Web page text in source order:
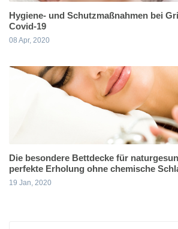
Hygiene- und Schutzmaßnahmen bei
Covid-19
08 Apr, 2020
Die besondere Bettdecke für
perfekte Erholung ohne chemische
19 Jan, 2020